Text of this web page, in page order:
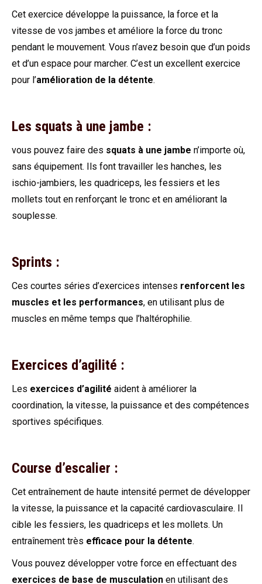
Cet exercice développe la puissance, la force et la
vitesse de vos jambes et améliore la force du tronc
pendant le mouvement. Vous n’avez besoin que d’un poids
et d’un espace pour marcher. C’est un excellent exercice
pour l’amélioration de la détente.
Les squats à une jambe :
vous pouvez faire des squats à une jambe n’importe où,
sans équipement. Ils font travailler les hanches, les
ischio-jambiers, les quadriceps, les fessiers et les
mollets tout en renforçant le tronc et en améliorant la
souplesse.
Sprints :
Ces courtes séries d’exercices intenses renforcent les
muscles et les performances, en utilisant plus de
muscles en même temps que l’haltérophilie.
Exercices d’agilité :
Les exercices d’agilité aident à améliorer la
coordination, la vitesse, la puissance et des compétences
sportives spécifiques.
Course d’escalier :
Cet entraînement de haute intensité permet de développer
la vitesse, la puissance et la capacité cardiovasculaire. Il
cible les fessiers, les quadriceps et les mollets. Un
entraînement très efficace pour la détente.
Vous pouvez développer votre force en effectuant des
exercices de base de musculation en utilisant des